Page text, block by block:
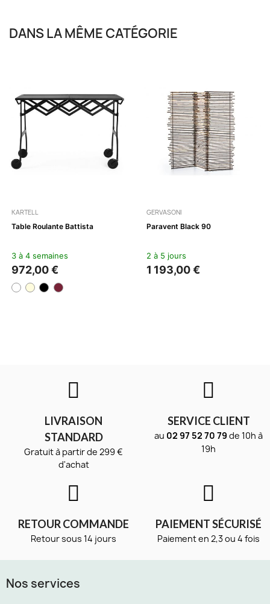
DANS LA MÊME CATÉGORIE
KARTELL
Table Roulante Battista
3 à 4 semaines
972,00 €
GERVASONI
Paravent Black 90
2 à 5 jours
1 193,00 €
LIVRAISON
STANDARD
Gratuit à partir de 299 €
d'achat
SERVICE CLIENT
au 02 97 52 70 79 de 10h à
19h
RETOUR COMMANDE
Retour sous 14 jours
PAIEMENT SÉCURISÉ
Paiement en 2,3 ou 4 fois
Nos services